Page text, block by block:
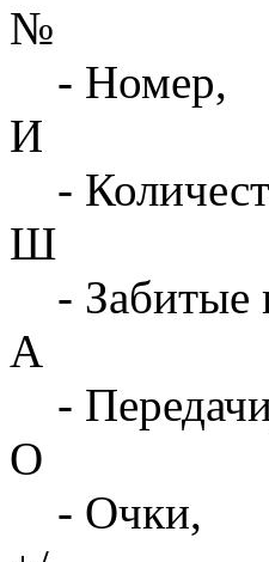
№
- Номер,
И
-
Ш
- Забитые
А
-
О
- Очки,